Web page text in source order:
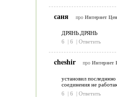
саня про Интернет
ДРЯНЬ.ДРЯНЬ
6
| 6 | Ответить
cheshir про Интернет
установил последнюю
соединения не
6
| 6 | Ответить